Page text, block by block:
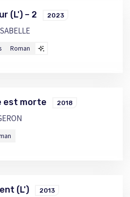
(L') – 2 2023
Roman
est morte 2018
(L') 2013